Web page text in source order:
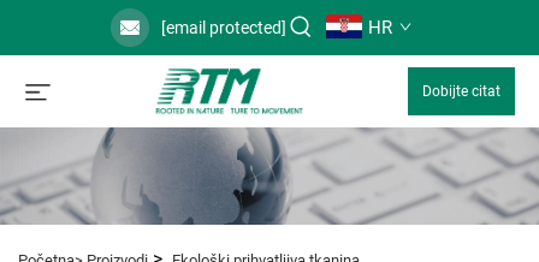
[email protected] HR
Dobijte citat